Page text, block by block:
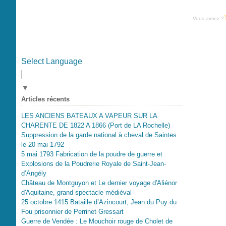
Select Language
▼
Articles récents
LES ANCIENS BATEAUX A VAPEUR SUR LA
CHARENTE DE 1822 A 1866 (Port de LA Rochelle)
Suppression de la garde national à cheval de Saintes
le 20 mai 1792
5 mai 1793 Fabrication de la poudre de guerre et
Explosions de la Poudrerie Royale de Saint-Jean-
d’Angély
Château de Montguyon et Le dernier voyage d'Aliénor
d'Aquitaine, grand spectacle médiéval
25 octobre 1415 Bataille d’Azincourt, Jean du Puy du
Fou prisonnier de Perrinet Gressart
Guerre de Vendée : Le Mouchoir rouge de Cholet de
Vous aimez ?